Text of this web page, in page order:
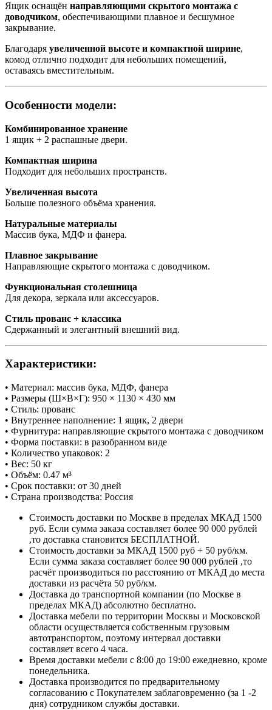
Ящик оснащён направляющими скрытого монтажа с
доводчиком, обеспечивающими плавное и бесшумное
закрывание.
Благодаря увеличенной высоте и компактной ширине,
комод отлично подходит для небольших помещений,
оставаясь вместительным.
Особенности модели:
Комбинированное хранение
1 ящик + 2 распашные двери.
Компактная ширина
Подходит для небольших пространств.
Увеличенная высота
Больше полезного объёма хранения.
Натуральные материалы
Массив бука, МДФ и фанера.
Плавное закрывание
Направляющие скрытого монтажа с доводчиком.
Функциональная столешница
Для декора, зеркала или аксессуаров.
Стиль прованс + классика
Сдержанный и элегантный внешний вид.
Характеристики:
• Материал: массив бука, МДФ, фанера
• Размеры (Ш×В×Г): 950 × 1130 × 430 мм
• Стиль: прованс
• Внутреннее наполнение: 1 ящик, 2 двери
• Фурнитура: направляющие скрытого монтажа с доводчиком
• Форма поставки: в разобранном виде
• Количество упаковок: 2
• Вес: 50 кг
• Объём: 0.47 м³
• Срок поставки: от 30 дней
• Страна производства: Россия
Стоимость доставки по Москве в пределах МКАД 1500
руб. Если сумма заказа составляет более 90 000 рублей
,то доставка становится БЕСПЛАТНОЙ.
Стоимость доставки за МКАД 1500 руб + 50 руб/км.
Если сумма заказа составляет более 90 000 рублей ,то
расчёт производиться по расстоянию от МКАД до места
доставки из расчёта 50 руб/км.
Доставка до транспортной компании (по Москве в
пределах МКАД) абсолютно бесплатно.
Доставка мебели по территории Москвы и Московской
области осуществляется собственным грузовым
автотранспортом, поэтому интервал доставки
составляет всего 4 часа.
Время доставки мебели с 8:00 до 19:00 ежедневно, кроме
понедельника.
Доставка производится по предварительному
согласованию с Покупателем заблаговременно (за 1 -2
дня) сотрудником службы доставки.